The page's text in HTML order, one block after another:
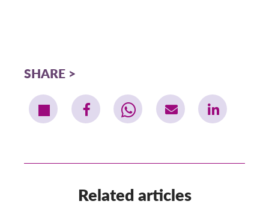
SHARE
Related articles